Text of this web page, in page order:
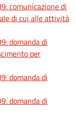
comunicazione di
di cui alle attività
domanda di
per
domanda di
domanda di